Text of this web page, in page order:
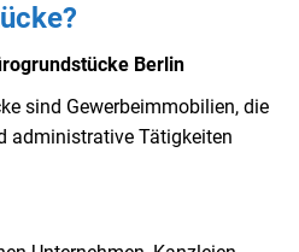
Berlin
sind Gewerbeimmobilien, die
administrative Tätigkeiten